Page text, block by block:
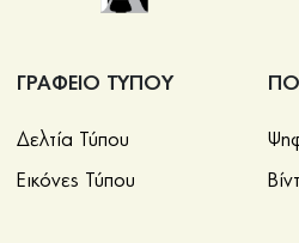
ΓΡΑΦΕΙΟ ΤΥΠΟΥ
Δελτία Τύπου
Εικόνες Τύπου